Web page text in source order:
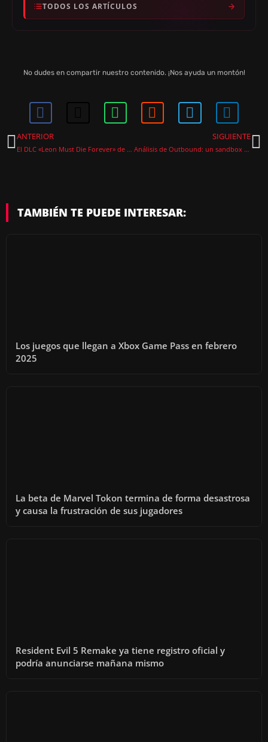
TODOS LOS ARTÍCULOS
No dudes en compartir nuestro contenido. ¡Nos ayuda un montón!
ANTERIOR
El DLC «Leon Must Die Forever» de Resident Evil Requiem ya está disponible gratis y esto es todo lo que trae
SIGUIENTE
Análisis de Outbound: un sandbox que pide el cooperativo a gritos
TAMBIÉN TE PUEDE INTERESAR:
Los juegos que llegan a Xbox Game Pass en febrero
2025
La beta de Marvel Tokon termina de forma desastrosa
y causa la frustración de sus jugadores
Resident Evil 5 Remake ya tiene registro oficial y
podría anunciarse mañana mismo